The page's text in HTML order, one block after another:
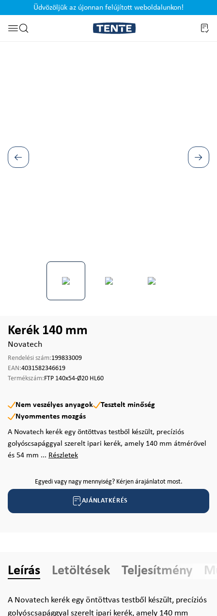
Ugrás a kereséshez
Üdvözöljük az újonnan felújított weboldalunkon!
Kerék 140 mm
Novatech
Rendelési szám:199833009
EAN:4031582346619
Termékszám:FTP 140x54-Ø20 HL60
Nem veszélyes anyagok
Tesztelt minőség
Nyommentes mozgás
A Novatech kerék egy öntöttvas testből készült, precíziós
golyóscsapággyal szerelt ipari kerék, amely 140 mm átmérővel
és 54 mm ... Részletek
Egyedi vagy nagy mennyiség? Kérjen árajánlatot most.
AJÁNLATKÉRÉS
Leírás Letöltések Teljesítmény
A Novatech kerék egy öntöttvas testből készült, precíziós
golyóscsapággyal szerelt ipari kerék, amely 140 mm